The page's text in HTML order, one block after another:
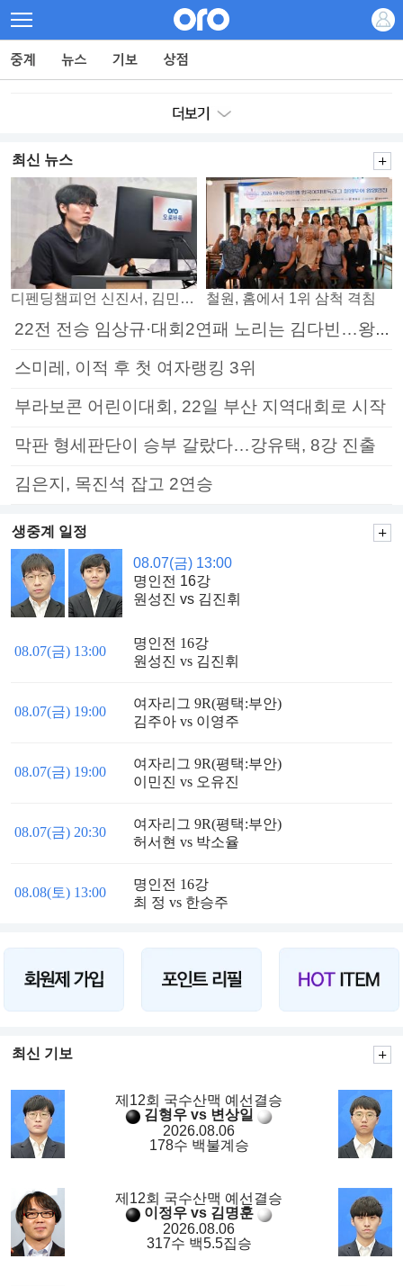
최신 뉴스
디펜딩챔피언 신진서, 김민석 꺾고 8강으로 철원, 홈에서 1위 삼척 격침
22전 전승 임상규·대회2연패 노리는 김다빈…왕중왕전 16강 7일부터
스미레, 이적 후 첫 여자랭킹 3위
부라보콘 어린이대회, 22일 부산 지역대회로 시작
막판 형세판단이 승부 갈랐다…강유택, 8강 진출
김은지, 목진석 잡고 2연승
생중계 일정
08.07(금) 13:00
명인전 16강
원성진 vs 김진휘
08.07(금) 13:00
명인전 16강
원성진 vs 김진휘
08.07(금) 19:00
여자리그 9R(평택:부안)
김주아 vs 이영주
08.07(금) 19:00
여자리그 9R(평택:부안)
이민진 vs 오유진
08.07(금) 20:30
여자리그 9R(평택:부안)
허서현 vs 박소율
08.08(토) 13:00
명인전 16강
최 정 vs 한승주
최신 기보
제12회 국수산맥 예선결승
김형우 vs 변상일
2026.08.06
178수 백불계승
제12회 국수산맥 예선결승
이정우 vs 김명훈
2026.08.06
317수 백5.5집승